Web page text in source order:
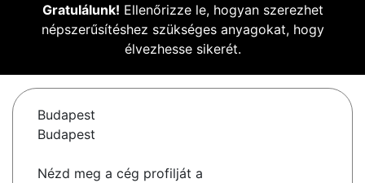
Gratulálunk! Ellenőrizze le, hogyan szerezhet
népszerűsítéshez szükséges anyagokat, hogy
élvezhesse sikerét.
Budapest
Budapest
Nézd meg a cég profilját a